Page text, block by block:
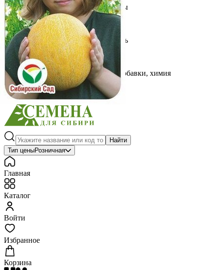
Горшки, рассадники, аксессуары
Посадочный материал
Садовый инструмент, инвентарь
Консервирование
Средства защиты, удобрения, добавки, химия
Обустройство сада, декор
Найти
Тип ценыРозничная
Главная
Каталог
Войти
Избранное
Корзина